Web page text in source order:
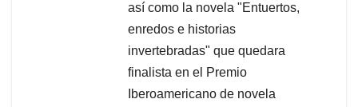
así como la novela "Entuertos,
enredos e historias
invertebradas" que quedara
finalista en el Premio
Iberoamericano de novela